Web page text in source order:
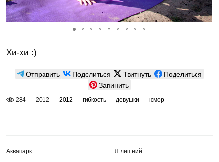
Хи-хи :)
Отправить Поделиться Твитнуть
Поделиться
Запинить
284 2012 2012 гибкость девушки юмор
Аквапарк Я лишний